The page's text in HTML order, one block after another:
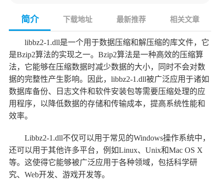
简介 下载地址 最新推荐 相关文章
libbz2-1.dll是一个用于数据压缩和解压缩的库文件，它
是Bzip2算法的实现之一。Bzip2算法是一种高效的压缩算
法，它能够在压缩数据时减少数据的大小，同时不会对数
据的完整性产生影响。因此，libbz2-1.dll被广泛应用于诸如
数据库备份、日志文件和软件安装包等需要压缩处理的应
用程序，以降低数据的存储和传输成本，提高系统性能和
效率。
Libbz2-1.dll不仅可以用于常见的Windows操作系统中，
还可以用于其他许多平台，例如Linux、Unix和Mac OS X
等。这使得它能够被广泛应用于各种领域，包括科学研
究、Web开发、游戏开发等。